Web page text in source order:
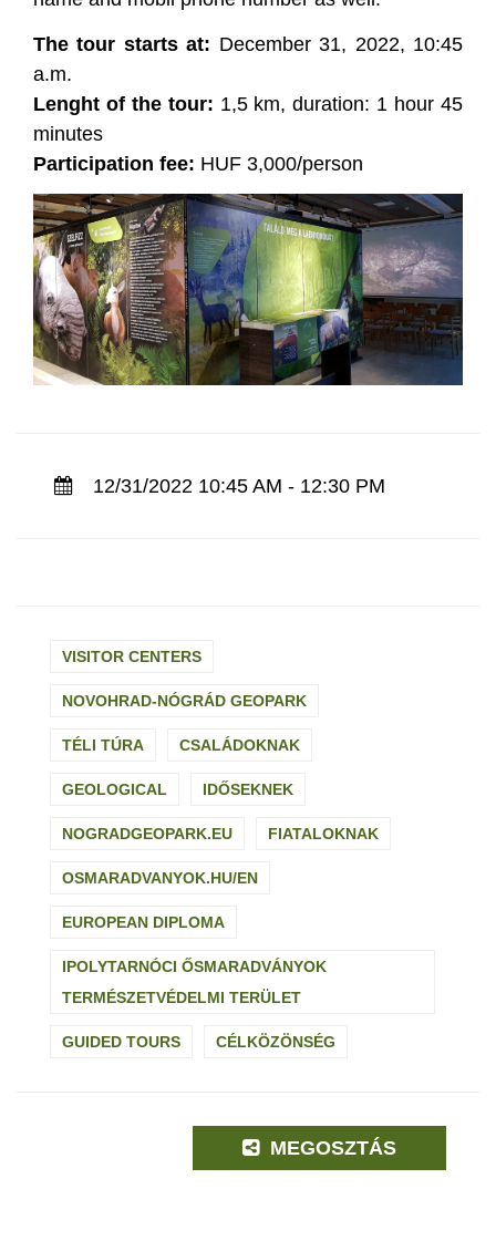
The tour starts at: December 31, 2022, 10:45
a.m.
Lenght of the tour: 1,5 km, duration: 1 hour 45
minutes
Participation fee: HUF 3,000/person
12/31/2022 10:45 AM - 12:30 PM
VISITOR CENTERS
NOVOHRAD-NÓGRÁD GEOPARK
TÉLI TÚRA CSALÁDOKNAK
GEOLOGICAL IDŐSEKNEK
NOGRADGEOPARK.EU FIATALOKNAK
OSMARADVANYOK.HU/EN
EUROPEAN DIPLOMA
IPOLYTARNÓCI ŐSMARADVÁNYOK
TERMÉSZETVÉDELMI TERÜLET
GUIDED TOURS CÉLKÖZÖNSÉG
MEGOSZTÁS